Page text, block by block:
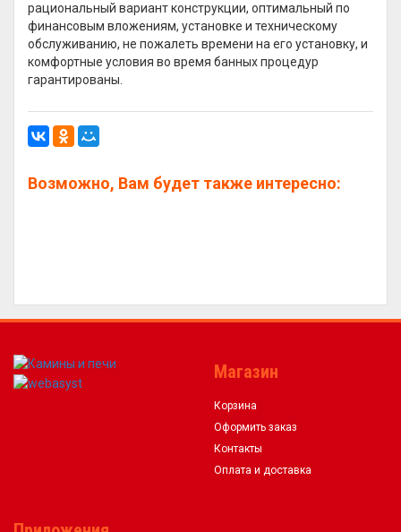
рациональный вариант конструкции, оптимальный по
финансовым вложениям, установке и техническому
обслуживанию, не пожалеть времени на его установку, и
комфортные условия во время банных процедур
гарантированы.
Возможно, Вам будет также интересно:
Магазин
Корзина
Оформить заказ
Контакты
Оплата и доставка